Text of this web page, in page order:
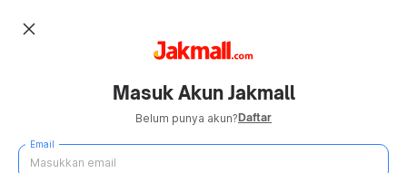
close
Masuk Akun Jakmall
Belum punya akun?Daftar
Email